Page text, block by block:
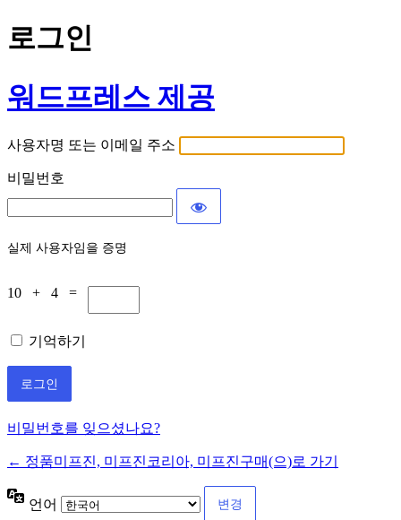
로그인
워드프레스 제공
사용자명 또는 이메일 주소
비밀번호
실제 사용자임을 증명
10 + 4 =
기억하기
비밀번호를 잊으셨나요?
← 정품미프진, 미프진코리아, 미프진구매(으)로 가기
언어